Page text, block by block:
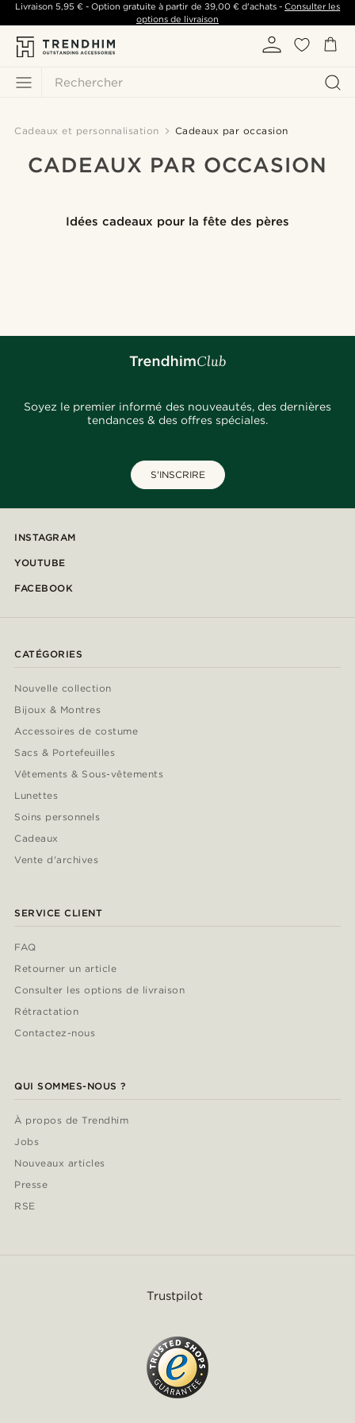
Rechercher
Livraison 5,95 €- Option gratuite à partir de 39,00 €d'achats -Consulter les
options de livraison
Cadeaux et personnalisation Cadeaux par occasion
CADEAUX PAR OCCASION
Idées cadeaux pour la fête des pères
Soyez le premier informé des nouveautés, des dernières
tendances & des offres spéciales.
S'INSCRIRE
INSTAGRAM
YOUTUBE
FACEBOOK
CATÉGORIES
Nouvelle collection
Bijoux & Montres
Accessoires de costume
Sacs & Portefeuilles
Vêtements & Sous-vêtements
Lunettes
Soins personnels
Cadeaux
Vente d'archives
SERVICE CLIENT
FAQ
Retourner un article
Consulter les options de livraison
Rétractation
Contactez-nous
QUI SOMMES-NOUS ?
À propos de Trendhim
Jobs
Nouveaux articles
Presse
RSE
Trustpilot